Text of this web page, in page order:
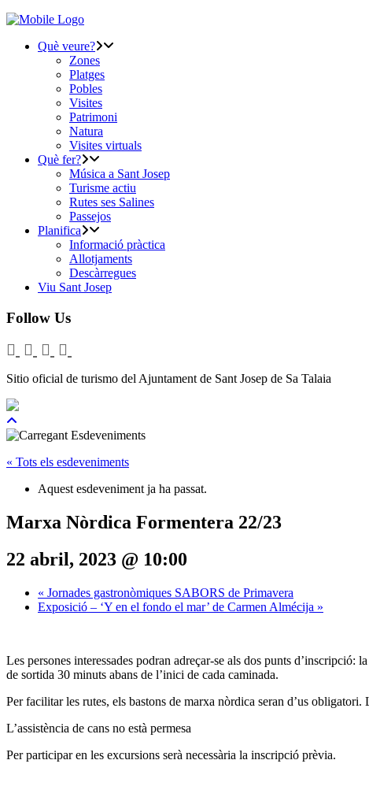
Què veure?
Zones
Platges
Pobles
Visites
Patrimoni
Natura
Visites virtuals
Què fer?
Música a Sant Josep
Turisme actiu
Rutes ses Salines
Passejos
Planifica
Informació pràctica
Allotjaments
Descàrregues
Viu Sant Josep
Follow Us
Sitio oficial de turismo del Ajuntament de Sant Josep de Sa Talaia
« Tots els esdeveniments
Aquest esdeveniment ja ha passat.
Marxa Nòrdica Formentera 22/23
22 abril, 2023 @ 10:00
« Jornades gastronòmiques SABORS de Primavera
Exposició – ‘Y en el fondo el mar’ de Carmen Almécija »
Les persones interessades podran adreçar-se als dos punts
de sortida 30 minuts abans de l’inici de cada caminada.
Per facilitar les rutes, els bastons de marxa nòrdica seran d’us
L’assistència de cans no està permesa
Per participar en les excursions serà necessària la inscripció prèvia.